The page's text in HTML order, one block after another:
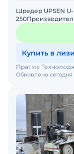
Шредер UPSEN
строительных
Купить в
Обновлено сегодня
Прагма